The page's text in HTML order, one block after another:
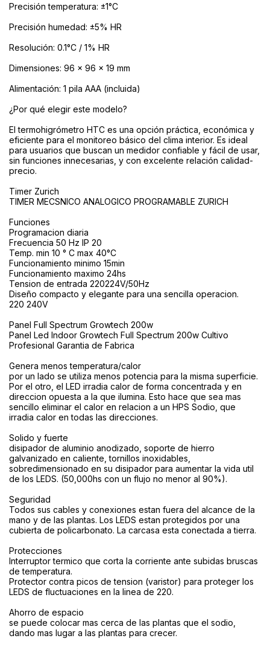
Precisión temperatura: ±1°C
Precisión humedad: ±5% HR
Resolución: 0.1°C / 1% HR
Dimensiones: 96 x 96 x 19 mm
Alimentación: 1 pila AAA (incluida)
¿Por qué elegir este modelo?
El termohigrómetro HTC es una opción práctica, económica y
eficiente para el monitoreo básico del clima interior. Es ideal
para usuarios que buscan un medidor confiable y fácil de usar,
sin funciones innecesarias, y con excelente relación calidad-
precio.
Timer Zurich
TIMER MECSNICO ANALOGICO PROGRAMABLE ZURICH
Funciones
Programacion diaria
Frecuencia 50 Hz IP 20
Temp. min 10 ° C max 40°C
Funcionamiento minimo 15min
Funcionamiento maximo 24hs
Tension de entrada 220224V/50Hz
Diseño compacto y elegante para una sencilla operacion.
220 240V
Panel Full Spectrum Growtech 200w
Panel Led Indoor Growtech Full Spectrum 200w Cultivo
Profesional Garantia de Fabrica
Genera menos temperatura/calor
por un lado se utiliza menos potencia para la misma superficie.
Por el otro, el LED irradia calor de forma concentrada y en
direccion opuesta a la que ilumina. Esto hace que sea mas
sencillo eliminar el calor en relacion a un HPS Sodio, que
irradia calor en todas las direcciones.
Solido y fuerte
disipador de aluminio anodizado, soporte de hierro
galvanizado en caliente, tornillos inoxidables,
sobredimensionado en su disipador para aumentar la vida util
de los LEDS. (50,000hs con un flujo no menor al 90%).
Seguridad
Todos sus cables y conexiones estan fuera del alcance de la
mano y de las plantas. Los LEDS estan protegidos por una
cubierta de policarbonato. La carcasa esta conectada a tierra.
Protecciones
Interruptor termico que corta la corriente ante subidas bruscas
de temperatura.
Protector contra picos de tension (varistor) para proteger los
LEDS de fluctuaciones en la linea de 220.
Ahorro de espacio
se puede colocar mas cerca de las plantas que el sodio,
dando mas lugar a las plantas para crecer.